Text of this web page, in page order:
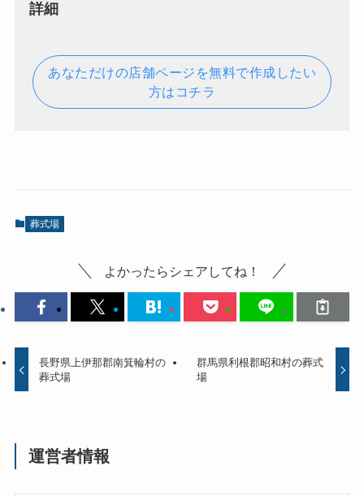
詳細
あなただけの店舗ページを無料で作成したい
方はコチラ
葬式場
よかったらシェアしてね！
長野県上伊那郡南箕輪村の
葬式場
群馬県利根郡昭和村の葬式
場
運営者情報